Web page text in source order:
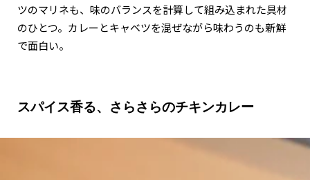
ツのマリネも、味のバランスを計算して組み込まれた具材
のひとつ。カレーとキャベツを混ぜながら味わうのも新鮮
で面白い。
スパイス香る、さらさらのチキンカレー